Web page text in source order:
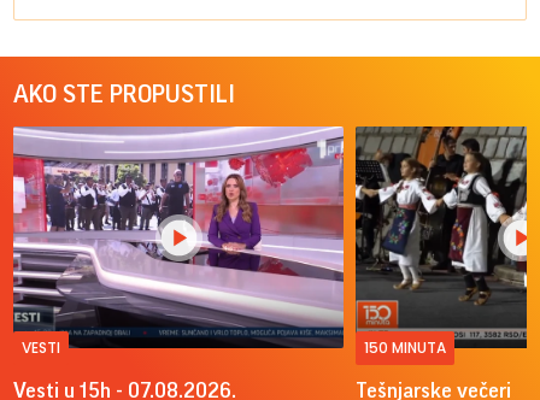
AKO STE PROPUSTILI
VESTI
Vesti u 15h - 07.08.2026.
150 MINUTA
Tešnjarske večeri